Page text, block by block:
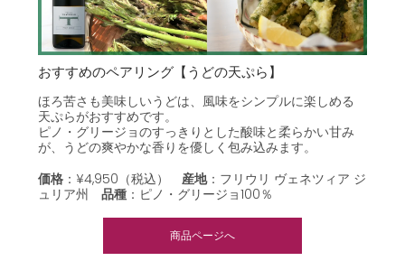
おすすめのペアリング【うどの天ぷら】
ほろ苦さも美味しいうどは、風味をシンプルに楽しめる
天ぷらがおすすめです。
ピノ・グリージョのすっきりとした酸味と柔らかい甘み
が、うどの爽やかな香りを優しく包み込みます。
価格 ：¥4,950（税込）産地：フリウリ ヴェネツィア ジ
ュリア州品種 ： ピノ・グリージョ100％
商品ページへ